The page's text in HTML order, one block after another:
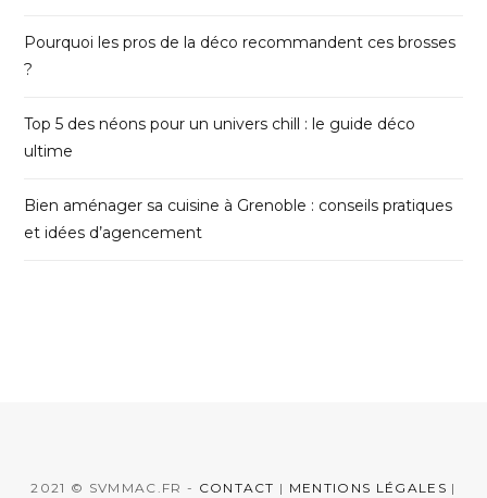
Pourquoi les pros de la déco recommandent ces brosses
?
Top 5 des néons pour un univers chill : le guide déco
ultime
Bien aménager sa cuisine à Grenoble : conseils pratiques
et idées d’agencement
2021 © SVMMAC.FR - CONTACT | MENTIONS LÉGALES |